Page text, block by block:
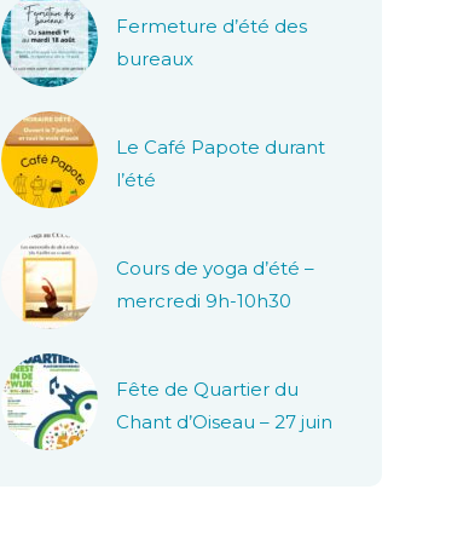
Fermeture d’été des
bureaux
Le Café Papote durant
l’été
Cours de yoga d’été –
mercredi 9h-10h30
Fête de Quartier du
Chant d’Oiseau – 27 juin